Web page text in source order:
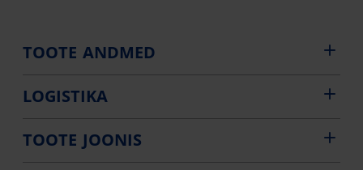
TOOTE ANDMED
LOGISTIKA
TOOTE JOONIS